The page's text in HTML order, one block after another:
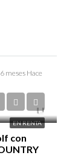
6 meses Hace
EN RENTA
con